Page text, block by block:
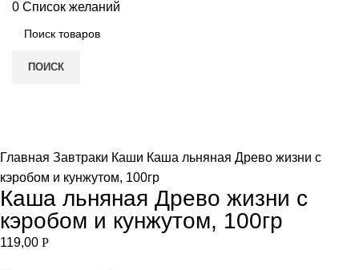
0 Список желаний
ПОИСК
Главная Завтраки Каши Каша льняная Древо жизни с
кэробом и кунжутом, 100гр
Каша льняная Древо жизни с
кэробом и кунжутом, 100гр
119,00 Р